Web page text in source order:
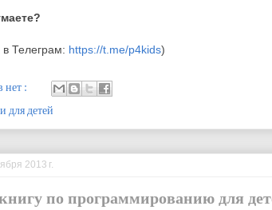
в Телеграм: https://t.me/p4kids)
нет :
для детей
2013 г.
по программированию для